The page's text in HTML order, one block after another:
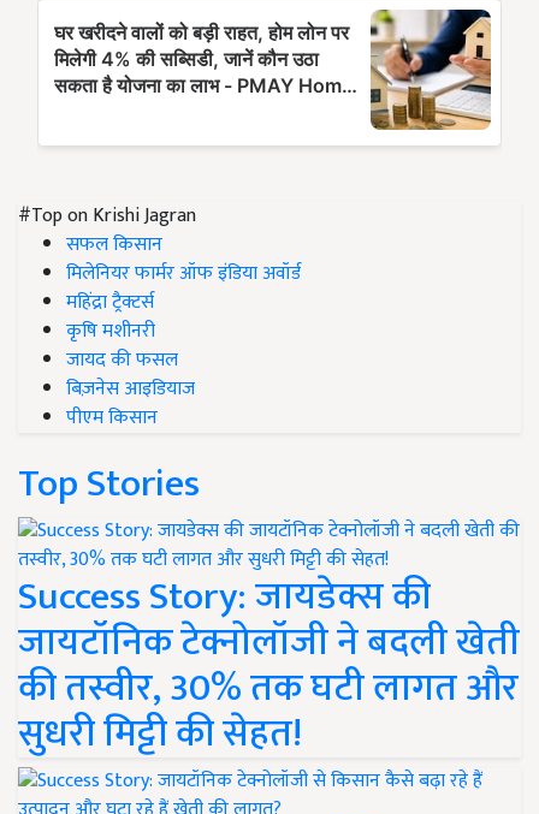
#Top on Krishi Jagran
सफल किसान
मिलेनियर फार्मर ऑफ इंडिया अवॉर्ड
महिंद्रा ट्रैक्टर्स
कृषि मशीनरी
जायद की फसल
बिज़नेस आइडियाज
पीएम किसान
Top Stories
Success Story: जायडेक्स की
जायटॉनिक टेक्नोलॉजी ने बदली खेती
की तस्वीर, 30% तक घटी लागत और
सुधरी मिट्टी की सेहत!